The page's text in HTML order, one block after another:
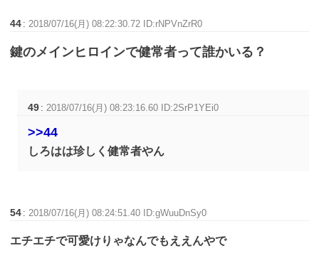
44 :2018/07/16(月) 08:22:30.72 ID:rNPVnZrR0
鍵のメインヒロインで健常者って誰かいる？
49 : 2018/07/16(月) 08:23:16.60 ID:2SrP1YEi0
>>44
しろはは珍しく健常者やん
54 : 2018/07/16(月) 08:24:51.40 ID:gWuuDnSy0
エチエチで可愛けりゃなんでもええんやで